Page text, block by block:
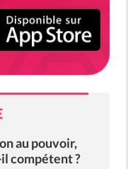
au pouvoir,
compétent ?